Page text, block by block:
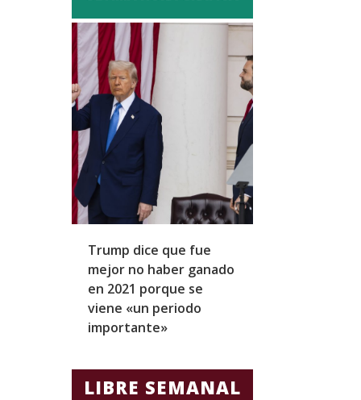
Trump dice que fue
mejor no haber ganado
en 2021 porque se
viene «un periodo
importante»
LIBRE SEMANAL